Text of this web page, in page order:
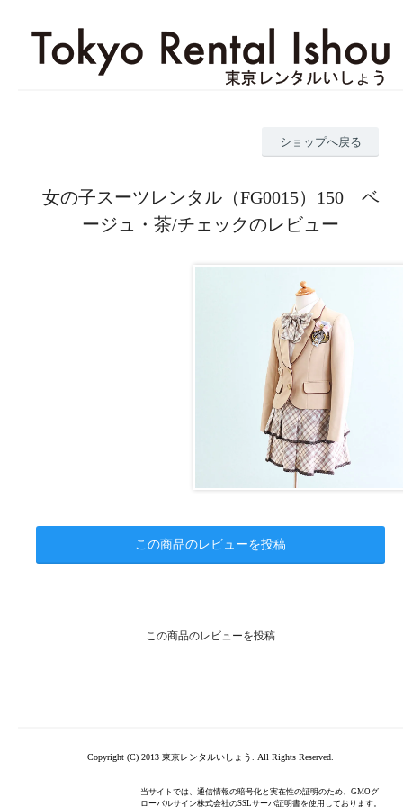
ショップへ戻る
女の子スーツレンタル（FG0015）150 ベ
ージュ・茶/チェックのレビュー
この商品のレビューを投稿
この商品のレビューを投稿
Copyright (C) 2013 東京レンタルいしょう. All Rights Reserved.
当サイトでは、通信情報の暗号化と実在性の証明のため、GMOグ
ローバルサイン株式会社のSSLサーバ証明書を使用しております。